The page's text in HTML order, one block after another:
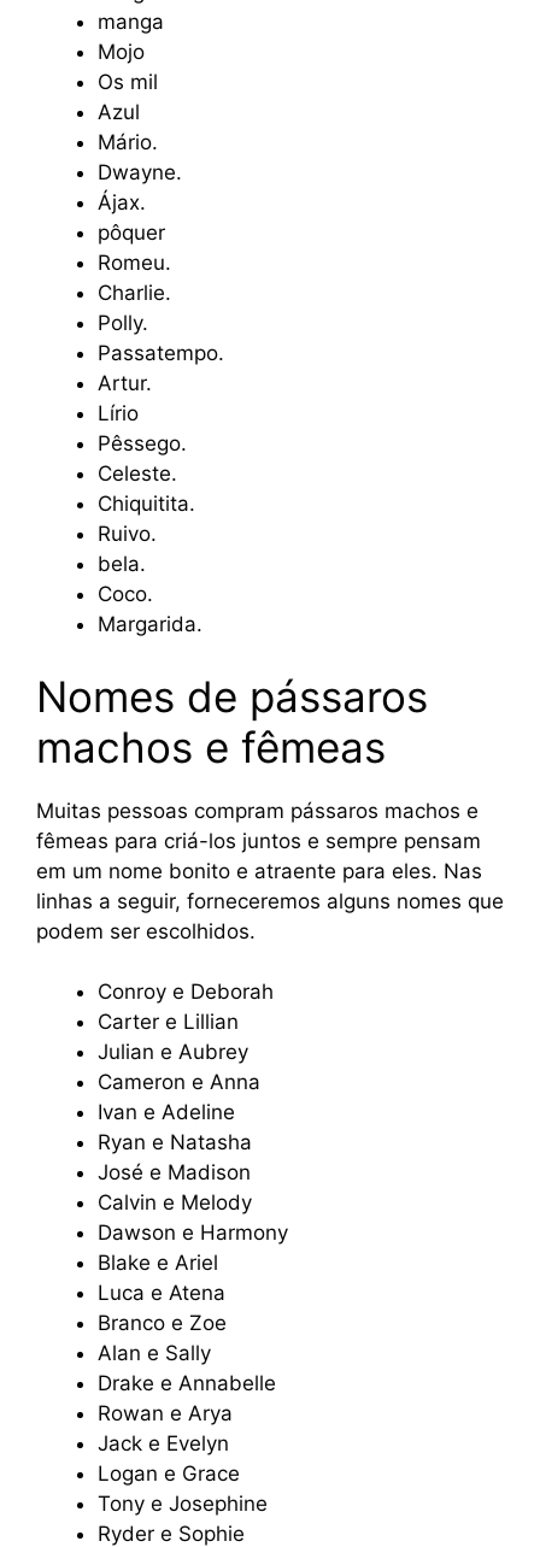
manga
Mojo
Os mil
Azul
Mário.
Dwayne.
Ájax.
pôquer
Romeu.
Charlie.
Polly.
Passatempo.
Artur.
Lírio
Pêssego.
Celeste.
Chiquitita.
Ruivo.
bela.
Coco.
Margarida.
Nomes de pássaros
machos e fêmeas
Muitas pessoas compram pássaros machos e
fêmeas para criá-los juntos e sempre pensam
em um nome bonito e atraente para eles. Nas
linhas a seguir, forneceremos alguns nomes que
podem ser escolhidos.
Conroy e Deborah
Carter e Lillian
Julian e Aubrey
Cameron e Anna
Ivan e Adeline
Ryan e Natasha
José e Madison
Calvin e Melody
Dawson e Harmony
Blake e Ariel
Luca e Atena
Branco e Zoe
Alan e Sally
Drake e Annabelle
Rowan e Arya
Jack e Evelyn
Logan e Grace
Tony e Josephine
Ryder e Sophie